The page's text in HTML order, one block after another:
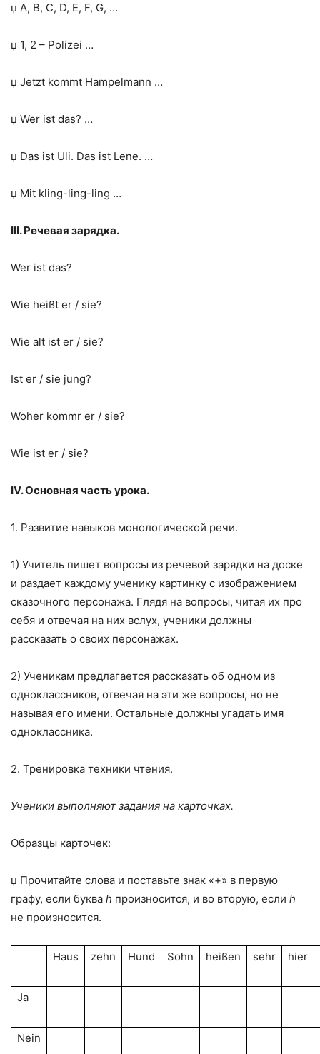
џ A, B, C, D, E, F, G, …
џ 1, 2 – Polizei …
џ Jetzt kommt Hampelmann …
џ Wer ist das? …
џ Das ist Uli. Das ist Lene. …
џ Mit kling-ling-ling …
III. Речевая зарядка.
Wer ist das?
Wie heißt er / sie?
Wie alt ist er / sie?
Ist er / sie jung?
Woher kommr er / sie?
Wie ist er / sie?
IV. Основная часть урока.
1. Развитие навыков монологической речи.
1) Учитель пишет вопросы из речевой зарядки на доске
и раздает каждому ученику картинку с изображением
сказочного персонажа. Глядя на вопросы, читая их про
себя и отвечая на них вслух, ученики должны
рассказать о своих персонажах.
2) Ученикам предлагается рассказать об одном из
одноклассников, отвечая на эти же вопросы, но не
называя его имени. Остальные должны угадать имя
одноклассника.
2. Тренировка техники чтения.
Ученики выполняют задания на карточках.
Образцы карточек:
џ Прочитайте слова и поставьте знак «+» в первую
графу, если буква h произносится, и во вторую, если h
не произносится.
Haus zehn Hund Sohn heißen sehr hier
Ja
Nein